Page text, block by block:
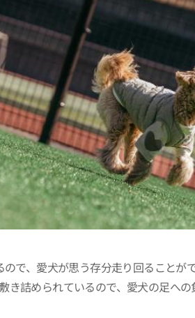
で、愛犬が思う存分走り回ることがで
詰められているので、愛犬の足への